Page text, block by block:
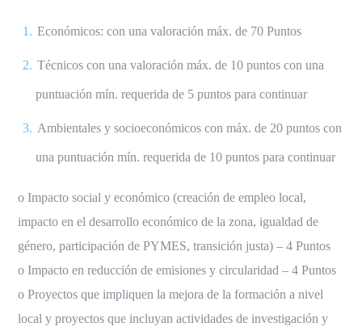
Económicos: con una valoración máx. de 70 Puntos
Técnicos con una valoración máx. de 10 puntos con una
puntuación mín. requerida de 5 puntos para continuar
Ambientales y socioeconómicos con máx. de 20 puntos con
una puntuación mín. requerida de 10 puntos para continuar
o Impacto social y económico (creación de empleo local,
impacto en el desarrollo económico de la zona, igualdad de
género, participación de PYMES, transición justa) – 4 Puntos
o Impacto en reducción de emisiones y circularidad – 4 Puntos
o Proyectos que impliquen la mejora de la formación a nivel
local y proyectos que incluyan actividades de investigación y